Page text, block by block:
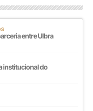
entre Ulbra
institucional do